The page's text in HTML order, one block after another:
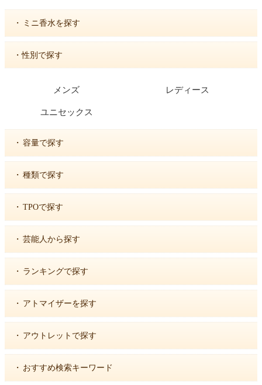
・ ミニ香水を探す
・性別で探す
メンズ レディース
ユニセックス
・ 容量で探す
・ 種類で探す
・ TPOで探す
・ 芸能人から探す
・ ランキングで探す
・ アトマイザーを探す
・ アウトレットで探す
・ おすすめ検索キーワード